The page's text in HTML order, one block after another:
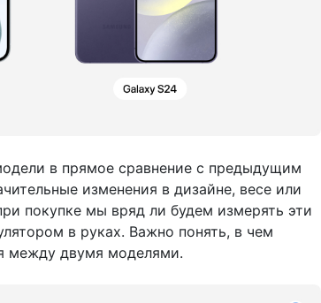
в прямое сравнение с предыдущим
изменения в дизайне, весе или
покупке мы вряд ли будем измерять эти
в руках. Важно понять, в чем
между двумя моделями.